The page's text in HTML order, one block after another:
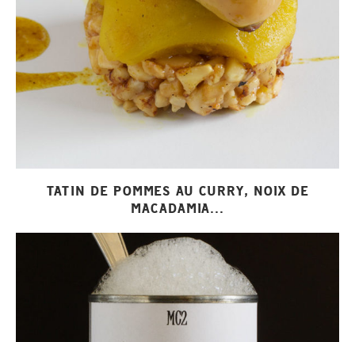
TATIN DE POMMES AU CURRY, NOIX DE
MACADAMIA...